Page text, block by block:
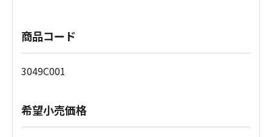
商品コード
3049C001
希望小売価格